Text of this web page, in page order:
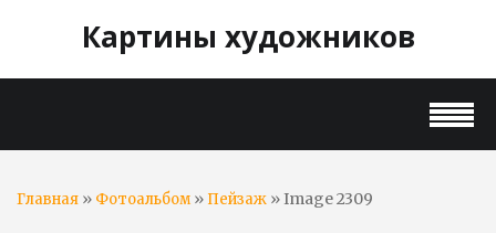
Картины художников
Главная » Фотоальбом» Пейзаж » Image 2309